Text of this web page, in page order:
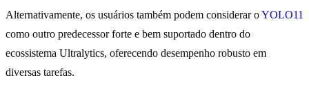
Alternativamente, os usuários também podem considerar oYOLO11
como outro predecessor forte e bem suportado dentro do
ecossistema Ultralytics, oferecendo desempenho robusto em
diversas tarefas.